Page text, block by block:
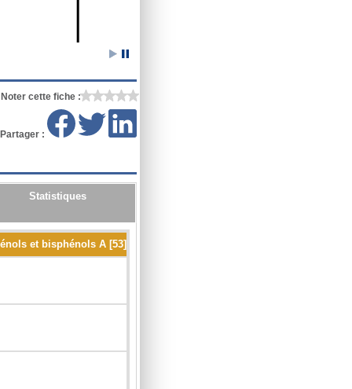
Noter cette fiche :
Partager :
Statistiques
et bisphénols A [53]